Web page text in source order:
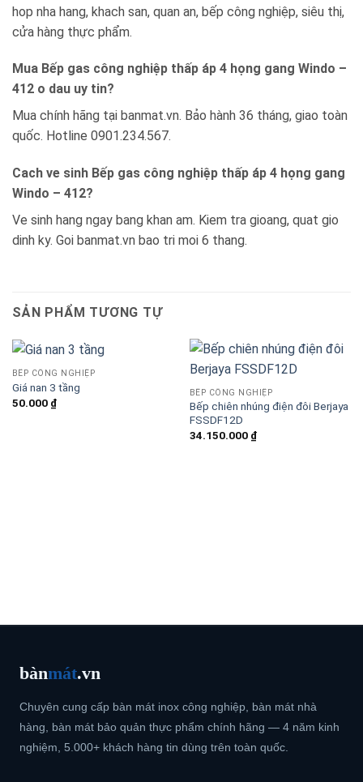
hop nha hang, khach san, quan an, bếp công nghiệp, siêu thị,
cửa hàng thực phẩm.
Mua Bếp gas công nghiệp thấp áp 4 họng gang Windo –
412 o dau uy tin?
Mua chính hãng tại banmat.vn. Bảo hành 36 tháng, giao toàn
quốc. Hotline 0901.234.567.
Cach ve sinh Bếp gas công nghiệp thấp áp 4 họng gang
Windo – 412?
Ve sinh hang ngay bang khan am. Kiem tra gioang, quat gio
dinh ky. Goi banmat.vn bao tri moi 6 thang.
SẢN PHẨM TƯƠNG TỰ
BẾP CÔNG NGHIỆP
Giá nan 3 tầng
50.000 ₫
BẾP CÔNG NGHIỆP
Bếp chiên nhúng điện đôi Berjaya
FSSDF12D
34.150.000 ₫
bànmát.vn
Chuyên cung cấp bàn mát inox công nghiệp, bàn mát nhà
hàng, bàn mát bảo quản thực phẩm chính hãng — 4 năm kinh
nghiệm, 5.000+ khách hàng tin dùng trên toàn quốc.